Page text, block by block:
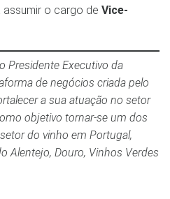
assumir o cargo de Vice-
Presidente Executivo da
de negócios criada pelo
a sua atuação no setor
objetivo tornar-se um dos
do vinho em Portugal,
Alentejo, Douro, Vinhos Verdes